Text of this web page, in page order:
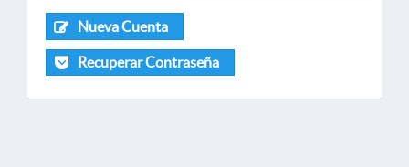
Nueva Cuenta
Recuperar Contraseña